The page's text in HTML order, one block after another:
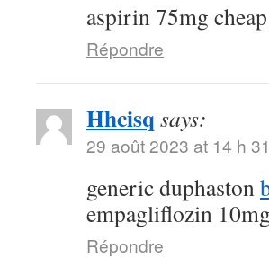
aspirin 75mg cheap
Répondre
Hhcisq says:
29 août 2023 at 14 h
generic duphaston
empagliflozin
Répondre